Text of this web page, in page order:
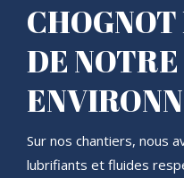
DE NOTRE
Sur nos chantiers, nous
lubrifiants et fluides